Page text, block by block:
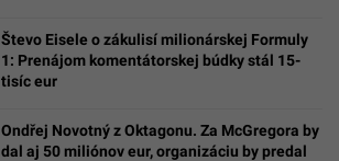
Števo Eisele o zákulisí milionárskej Formuly
1: Prenájom komentátorskej búdky stál 15-
tisíc eur
Ondřej Novotný z Oktagonu. Za McGregora by
dal aj 50 miliónov eur, organizáciu by predal